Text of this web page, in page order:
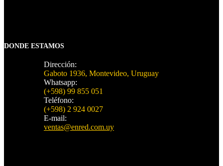
DONDE ESTAMOS
Dirección:
Gaboto 1936, Montevideo, Uruguay
Whatsapp:
(+598) 99 855 051
Teléfono:
(+598) 2 924 0027
E-mail:
ventas@enred.com.uy